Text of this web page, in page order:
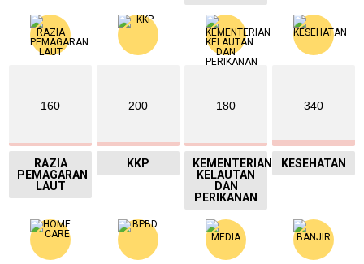
160
RAZIA
PEMAGARAN
LAUT
200
KKP
180
KEMENTERIAN
KELAUTAN
DAN
PERIKANAN
340
KESEHATAN